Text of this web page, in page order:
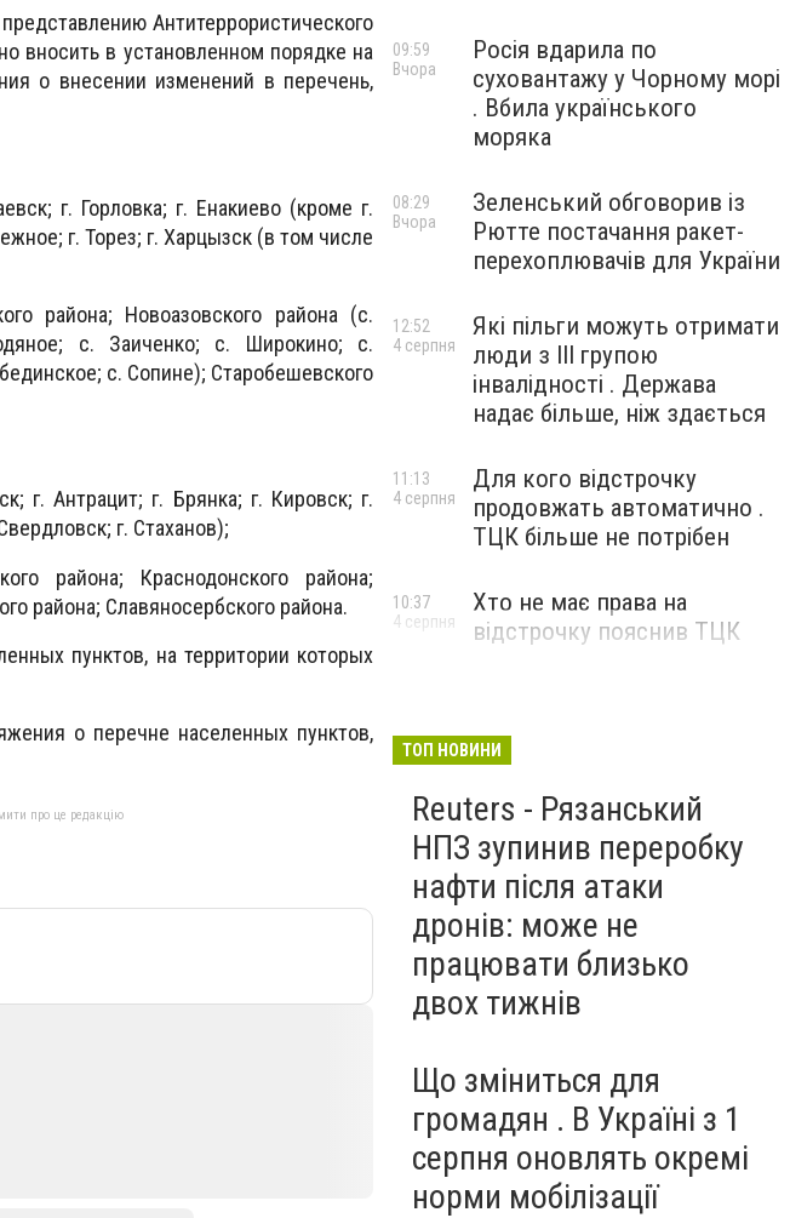
Антитеррористического
вносить в установленном порядке на
о внесении изменений в перечень,
г. Горловка; г. Енакиево (кроме г.
г. Торез; г. Харцызск (в том числе
района; Новоазовского района (с.
с. Заиченко; с. Широкино; с.
с. Сопине); Старобешевского
г. Антрацит; г. Брянка; г. Кировск; г.
г. Стаханов);
района; Краснодонского района;
района; Славяносербского района.
пунктов, на территории которых
о перечне населенных пунктов,
про це редакцію
Росія вдарила по
суховантажу у Чорному морі
. Вбила українського
моряка
09:59
Вчора
Зеленський обговорив із
Рютте постачання ракет-
перехоплювачів для України
08:29
Вчора
Які пільги можуть отримати
люди з III групою
інвалідності . Держава
надає більше, ніж здається
12:52
4 серпня
Для кого відстрочку
продовжать автоматично .
ТЦК більше не потрібен
11:13
4 серпня
Хто не має права на
відстрочку пояснив ТЦК
10:37
4 серпня
ТОП НОВИНИ
Reuters - Рязанський
НПЗ зупинив переробку
нафти після атаки
дронів: може не
працювати близько
двох тижнів
Що зміниться для
громадян . В Україні з 1
серпня оновлять окремі
норми мобілізації